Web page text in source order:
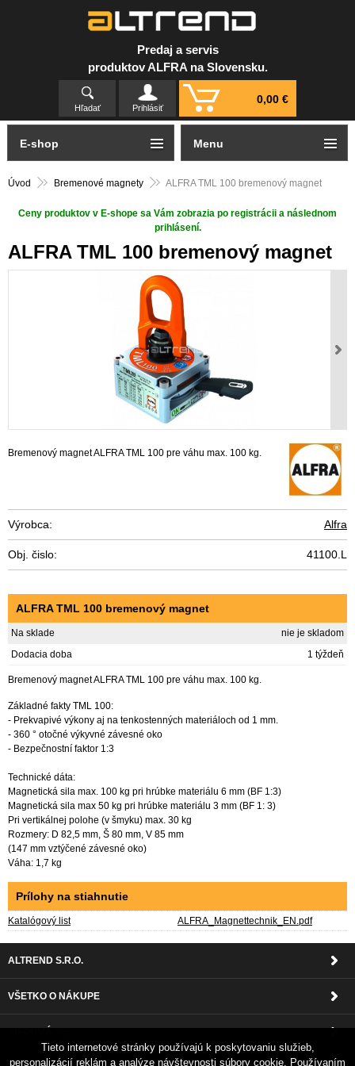
Predaj a servis
produktov ALFRA na Slovensku.
Hľadať Prihlásiť
0,00 €
Úvod Bremenové magnety ALFRA TML 100 bremenový magnet
Ceny produktov v E-shope sa Vám zobrazia po registrácii a následnom
prihlásení.
ALFRA TML 100 bremenový magnet
Bremenový magnet ALFRA TML 100 pre váhu max. 100 kg.
Výrobca: Alfra
Obj. čislo: 41100.L
ALFRA TML 100 bremenový magnet
Na sklade
nie je skladom
Dodacia doba
1 týždeň
Bremenový magnet ALFRA TML 100 pre váhu max. 100 kg.
Základné fakty TML 100:
- Prekvapivé výkony aj na tenkostenných materiáloch od 1 mm.
- 360 ° otočné výkyvné závesné oko
- Bezpečnostní faktor 1:3
Technické dáta:
Magnetická sila max. 100 kg pri hrúbke materiálu 6 mm (BF 1:3)
Magnetická sila max 50 kg pri hrúbke materiálu 3 mm (BF 1: 3)
Pri vertikálnej polohe (v šmyku) max. 30 kg
Rozmery: D 82,5 mm, Š 80 mm, V 85 mm
(147 mm vztýčené závesné oko)
Váha: 1,7 kg
Prílohy na stiahnutie
Katalógový list ALFRA_Magnettechnik_EN.pdf
E-shop Menu
ALTREND S.R.O.
VŠETKO O NÁKUPE
INFORMÁCIE
Tieto internetové stránky používajú k poskytovaniu služieb,
personalizácií reklám a analýze návštevnosti súbory cookie. Používaním